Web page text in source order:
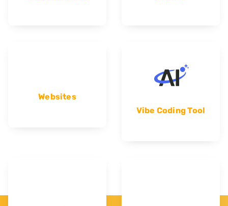
Websites
Vibe Coding Tool